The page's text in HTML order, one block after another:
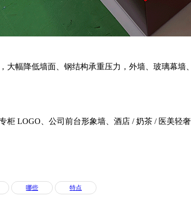
幅降低墙面、钢结构承重压力，外墙、玻璃幕墙、
柜 LOGO、公司前台形象墙、酒店 / 奶茶 / 医美轻奢
哪些 特点